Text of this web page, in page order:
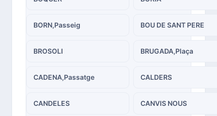
BORN,Passeig BOU DE SANT PERE
BROSOLI BRUGADA,Plaça
CADENA,Passatge CALDERS
CANDELES CANVIS NOUS